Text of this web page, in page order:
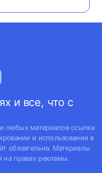
и все, что с
любых материалов ссылка
и использовании в
обязательна. Материалы
на правах рекламы.